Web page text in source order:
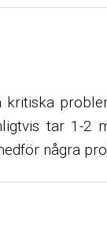
kritiska
tar 1-2
några